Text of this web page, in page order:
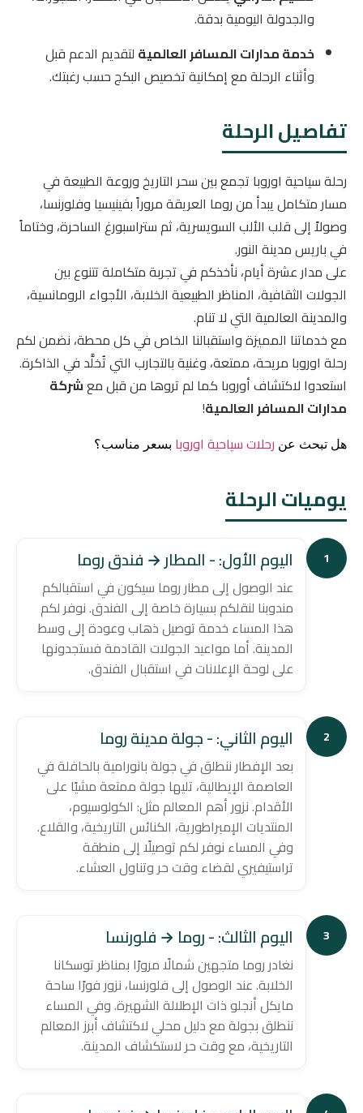
والجدولة اليومية بدقة.
خدمة مدارات المسافر العالمية لتقديم الدعم قبل
وأثناء الرحلة مع إمكانية تخصيص البكج حسب رغبتك.
تفاصيل الرحلة
رحلة سياحية اوروبا تجمع بين سحر التاريخ وروعة الطبيعة في
مسار متكامل يبدأ من روما العريقة مروراً بفينيسيا وفلورنسا،
وصولاً إلى قلب الألب السويسرية، ثم ستراسبورغ الساحرة، وختاماً
في باريس مدينة النور.
على مدار عشرة أيام، نأخذكم في تجربة متكاملة تتنوع بين
الجولات الثقافية، المناظر الطبيعية الخلابة، الأجواء الرومانسية،
والمدينة العالمية التي لا تنام.
مع خدماتنا المميزة واستقبالنا الخاص في كل محطة، نضمن لكم
رحلة اوروبا مريحة، ممتعة، وغنية بالتجارب التي تُخلَّد في الذاكرة.
استعدوا لاكتشاف أوروبا كما لم تروها من قبل معشركة
مدارات المسافر العالمية!
هل تبحث عن رحلات سياحية اوروبا بسعر مناسب؟
يوميات الرحلة
1 اليوم الأول: - المطار → فندق روما
عند الوصول إلى مطار روما سيكون في استقبالكم
مندوبنا لنقلكم بسيارة خاصة إلى الفندق. نوفر لكم
هذا المساء خدمة توصيل ذهاب وعودة إلى وسط
المدينة. أما مواعيد الجولات القادمة فستجدونها
على لوحة الإعلانات في استقبال الفندق.
2 اليوم الثاني: - جولة مدينة روما
بعد الإفطار ننطلق في جولة بانورامية بالحافلة في
العاصمة الإيطالية، تليها جولة ممتعة مشيًا على
الأقدام. نزور أهم المعالم مثل: الكولوسيوم،
المنتديات الإمبراطورية، الكنائس التاريخية، والقلاع.
وفي المساء نوفر لكم توصيلًا إلى منطقة
تراستيفيري لقضاء وقت حر وتناول العشاء.
3 اليوم الثالث: - روما → فلورنسا
نغادر روما متجهين شمالًا مرورًا بمناظر توسكانا
الخلابة. عند الوصول إلى فلورنسا، نزور فورًا ساحة
مايكل أنجلو ذات الإطلالة الشهيرة. وفي المساء
ننطلق بجولة مع دليل محلي لاكتشاف أبرز المعالم
التاريخية، مع وقت حر لاستكشاف المدينة.